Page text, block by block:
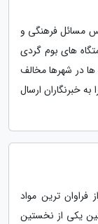
مسائل فرهنگی و
های بوم گردی
ها در شهرها مخالف
خبرنگاران ارسال
ترین مواد
یکی از نخستین